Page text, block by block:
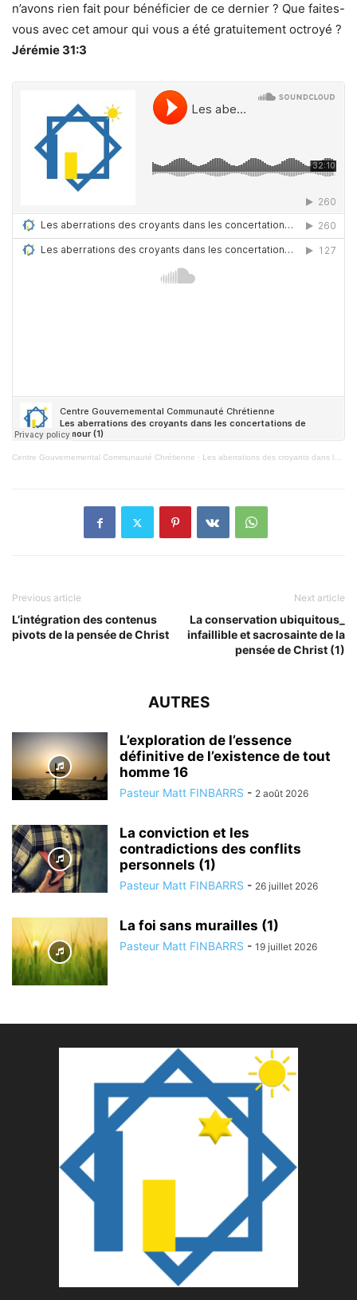
n’avons rien fait pour bénéficier de ce dernier ? Que faites-
vous avec cet amour qui vous a été gratuitement octroyé ?
Jérémie 31:3
Centre Gouvernemental Communauté Chrétienne · Les aberrations des croyants dans les concertations de l’amour (1)
Previous article
L’intégration des contenus
pivots de la pensée de Christ
Next article
La conservation ubiquitous_
infaillible et sacrosainte de la
pensée de Christ (1)
AUTRES
L’exploration de l’essence
définitive de l’existence de tout
homme 16
Pasteur Matt FINBARRS - 2 août 2026
La conviction et les
contradictions des conflits
personnels (1)
Pasteur Matt FINBARRS - 26 juillet 2026
La foi sans murailles (1)
Pasteur Matt FINBARRS - 19 juillet 2026